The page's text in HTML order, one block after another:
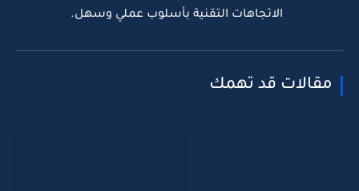
الاتجاهات التقنية بأسلوب عملي وسهل.
مقالات قد تهمك